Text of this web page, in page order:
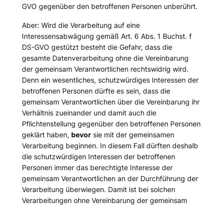
GVO gegenüber den betroffenen Personen unberührt.
Aber: Wird die Verarbeitung auf eine
Interessensabwägung gemäß Art. 6 Abs. 1 Buchst. f
DS-GVO gestützt besteht die Gefahr, dass die
gesamte Datenverarbeitung ohne die Vereinbarung
der gemeinsam Verantwortlichen rechtswidrig wird.
Denn ein wesentliches, schutzwürdiges Interessen der
betroffenen Personen dürfte es sein, dass die
gemeinsam Verantwortlichen über die Vereinbarung ihr
Verhältnis zueinander und damit auch die
Pflichtenstellung gegenüber den betroffenen Personen
geklärt haben, bevorsie mit der gemeinsamen
Verarbeitung beginnen. In diesem Fall dürften deshalb
die schutzwürdigen Interessen der betroffenen
Personen immer das berechtigte Interesse der
gemeinsam Verantwortlichen an der Durchführung der
Verarbeitung überwiegen. Damit ist bei solchen
Verarbeitungen ohne Vereinbarung der gemeinsam